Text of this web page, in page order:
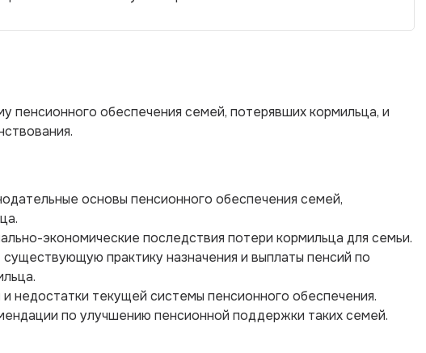
пенсионного обеспечения семей, потерявших кормильца, и
основы пенсионного обеспечения семей,
экономические последствия потери кормильца для семьи.
существующую практику назначения и выплаты пенсий по
недостатки текущей системы пенсионного обеспечения.
по улучшению пенсионной поддержки таких семей.